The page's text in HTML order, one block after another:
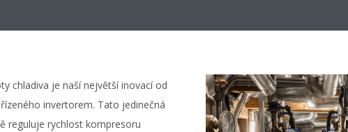
chladiva je naší největší inovací od
invertorem. Tato jedinečná
reguluje rychlost kompresoru